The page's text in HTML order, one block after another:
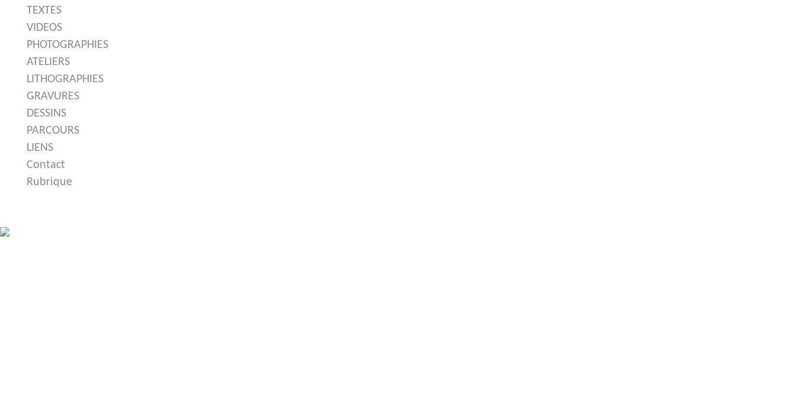
TEXTES
VIDEOS
PHOTOGRAPHIES
ATELIERS
LITHOGRAPHIES
GRAVURES
DESSINS
PARCOURS
LIENS
Contact
Rubrique